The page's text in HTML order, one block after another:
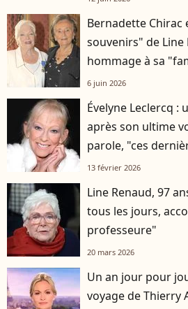
Bernadette
souvenirs" de Line
hommage à sa
6 juin 2026
Évelyne Leclercq
après son ultime
parole, "ces
13 février 2026
Line Renaud, 97
tous les jours,
professeure"
20 mars 2026
Un an jour pour
voyage de Thierry